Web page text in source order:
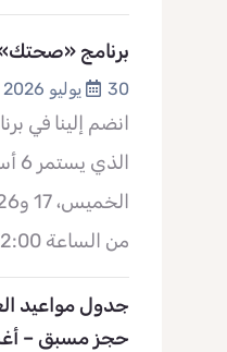
برنامج «صحتك» –
30 يوليو 2026
انضم إلينا في
من الساعة 2:00 مساءً حتى 3:30
جدول مواعيد
حجز مسبق –